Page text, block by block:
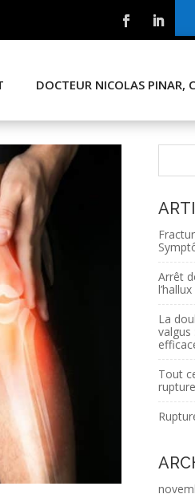
DOCTEUR NICOLAS PINAR,
Arrêt
La
valgus
Tout